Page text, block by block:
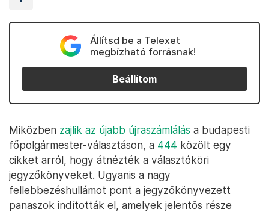
Állítsd be a Telexet
megbízható forrásnak!
Beállítom
Miközben zajlik az újabb újraszámlálás a budapesti
főpolgármester-választáson, a 444 közölt egy
cikket arról, hogy átnézték a választóköri
jegyzőkönyveket. Ugyanis a nagy
fellebbezéshullámot pont a jegyzőkönyvezett
panaszok indították el, amelyek jelentős része